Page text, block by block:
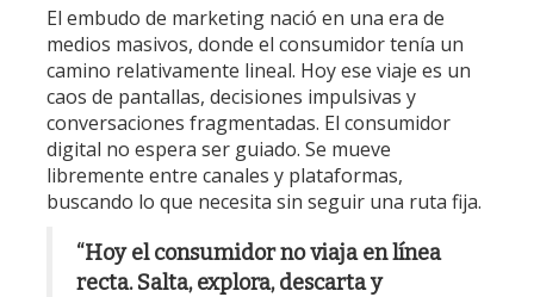
El embudo de marketing nació en una era de
medios masivos, donde el consumidor tenía un
camino relativamente lineal. Hoy ese viaje es un
caos de pantallas, decisiones impulsivas y
conversaciones fragmentadas. El consumidor
digital no espera ser guiado. Se mueve
libremente entre canales y plataformas,
buscando lo que necesita sin seguir una ruta fija.
“Hoy el consumidor no viaja en línea
recta. Salta, explora, descarta y